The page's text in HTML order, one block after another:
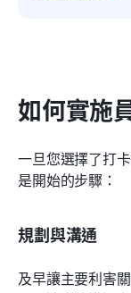
如何實施
一旦您選擇了打
是開始的步驟：
規劃與溝通
及早讓主要利害